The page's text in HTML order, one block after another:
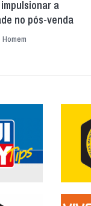
a
no pós-venda
Homem